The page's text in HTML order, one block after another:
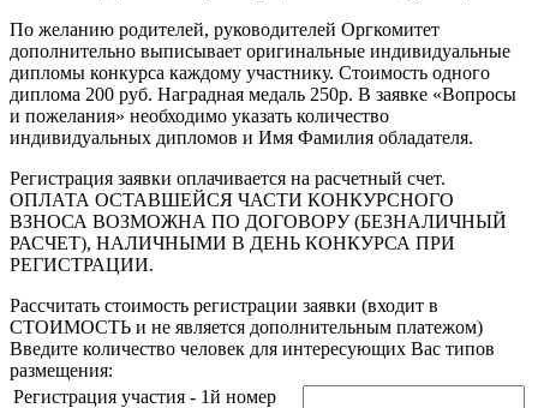
По желанию родителей, руководителей Оргкомитет
дополнительно выписывает оригинальные индивидуальные
дипломы конкурса каждому участнику. Стоимость одного
диплома 200 руб. Наградная медаль 250р. В заявке «Вопросы
и пожелания» необходимо указать количество
индивидуальных дипломов и Имя Фамилия обладателя.
Регистрация заявки оплачивается на расчетный счет.
ОПЛАТА ОСТАВШЕЙСЯ ЧАСТИ КОНКУРСНОГО
ВЗНОСА ВОЗМОЖНА ПО ДОГОВОРУ (БЕЗНАЛИЧНЫЙ
РАСЧЕТ), НАЛИЧНЫМИ В ДЕНЬ КОНКУРСА ПРИ
РЕГИСТРАЦИИ.
Рассчитать стоимость регистрации заявки (входит в
СТОИМОСТЬ и не является дополнительным платежом)
Введите количество человек для интересующих Вас типов
размещения:
Регистрация участия - 1й номер